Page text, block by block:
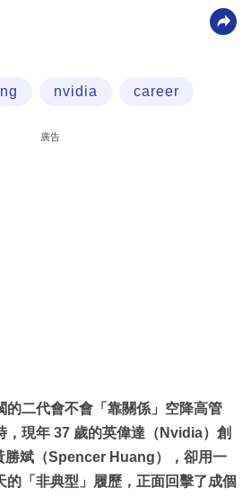
nvidia career
廣告
的二代會不會「靠關係」空降高管
，現年 37 歲的英偉達（Nvidia）創
勝斌（Spencer Huang），卻用一
的「非典型」履歷，正面回擊了成個